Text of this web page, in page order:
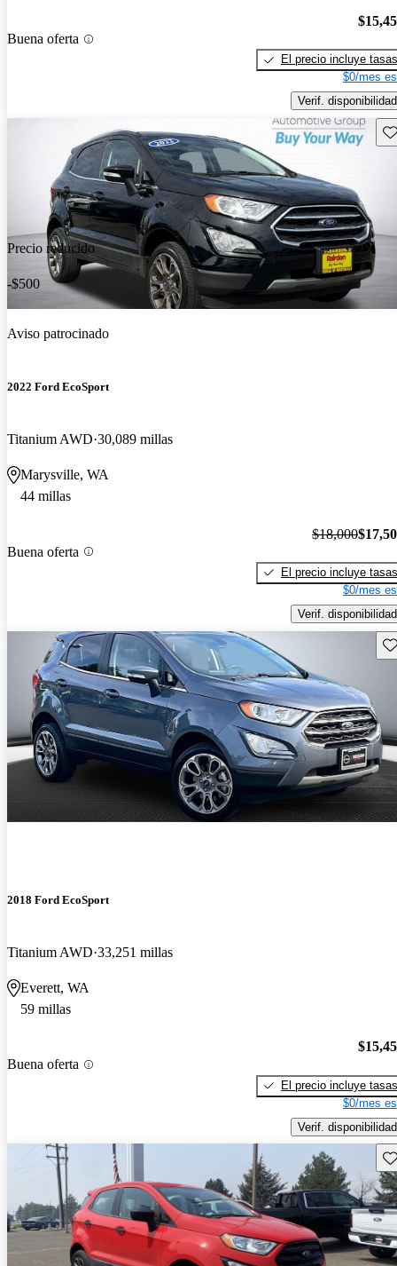
Buena oferta
El precio incluye tasas
$0/mes
Verif. disponibilidad
Precio reducido
-$500
Aviso patrocinado
2022 Ford EcoSport
Titanium AWD 30,089 millas
Marysville, WA
44 millas
Buena oferta
$18,000
El precio incluye tasas
$0/mes
Verif. disponibilidad
2018 Ford EcoSport
Titanium AWD 33,251 millas
Everett, WA
59 millas
Buena oferta
El precio incluye tasas
$0/mes
Verif. disponibilidad